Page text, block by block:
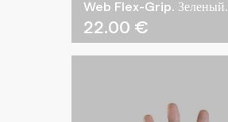
Web Flex-Grip. Зеленый.
22.00 €